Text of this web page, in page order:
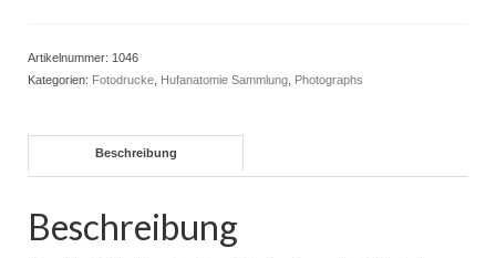
Artikelnummer: 1046
Kategorien: Fotodrucke Hufanatomie Sammlung Photographs
Beschreibung
Beschreibung